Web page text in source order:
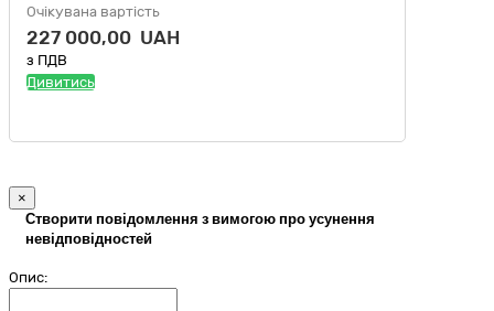
Очікувана вартість
227 000,00 UAH
з ПДВ
Дивитись
×
Створити повідомлення з вимогою про усунення
невідповідностей
Опис: